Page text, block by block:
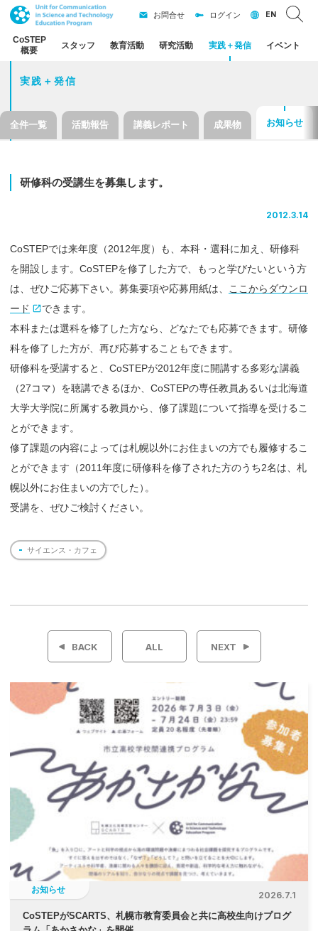
CoSTEP
概要
スタッフ 教育活動 研究活動 実践＋発信 イベント
お問合せ ログイン EN
実践＋発信
全件一覧 活動報告 講義レポート 成果物 お知らせ
研修科の受講生を募集します。
2012.3.14
CoSTEPでは来年度（2012年度）も、本科・選科に加え、研修科
を開設します。CoSTEPを修了した方で、もっと学びたいという方
は、ぜひご応募下さい。募集要項や応募用紙は、
ここからダウンロ
ード
できます。
本科または選科を修了した方なら、どなたでも応募できます。研修
科を修了した方が、再び応募することもできます。
研修科を受講すると、CoSTEPが2012年度に開講する多彩な講義
（27コマ）を聴講できるほか、CoSTEPの専任教員あるいは北海道
大学大学院に所属する教員から、修了課題について指導を受けるこ
とができます。
修了課題の内容によっては札幌以外にお住まいの方でも履修するこ
とができます（2011年度に研修科を修了された方のうち2名は、札
幌以外にお住まいの方でした ） 。
受講を、ぜひご検討ください。
サイエンス・カフェ
投
ー
シ
ン
BACK ALL NEXT
お知らせ
2026.7.1
CoSTEPがSCARTS、札幌市教育委員会と共に高校生向けプログ